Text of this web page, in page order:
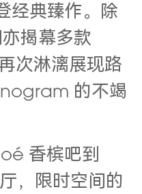
经典臻作。除
揭幕多款
次淋漓展现路
的不竭
香槟吧到
，限时空间的